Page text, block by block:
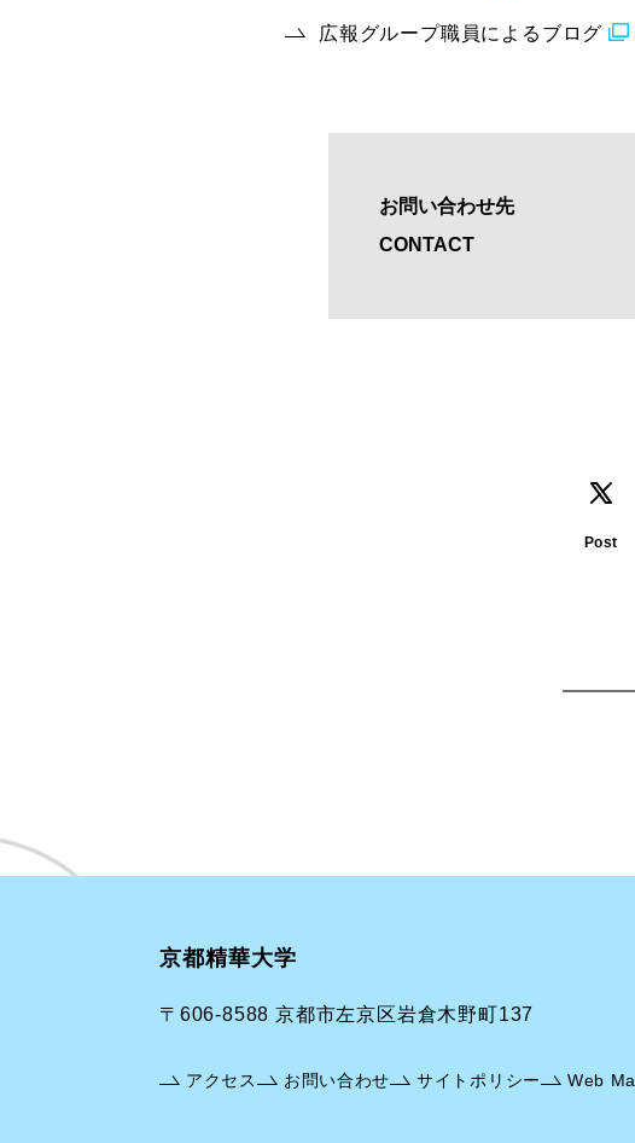
広報グループ職員によるブログ
お問い合わせ先
CONTACT
Post
京都精華大学
〒606-8588 京都市左京区岩倉木野町137
アクセス お問い合わせ サイトポリシー Web